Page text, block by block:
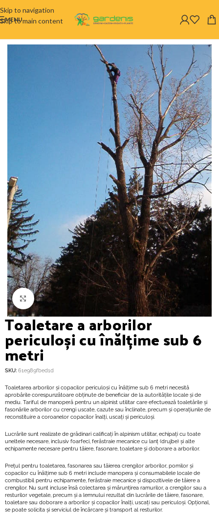
Skip to navigation
Skip to main content
MENU
Click to enlarge
Toaletare a arborilor
periculoși cu înălțime sub 6
metri
SKU: 61e989fbed1d
Toaletarea arborilor și copacilor periculoși cu înălțime sub 6 metri necesită
aprobările corespunzătoare obținute de beneficiar de la autoritățile locale și de
mediu. Tariful de manoperă pentru un alpinist utilitar care efectuează toaletările și
fasonările arborilor cu crengi uscate, cazute sau înclinate, precum și operațiunile de
reconstituire a coroanelor copacilor înalți, uscați și periculoși.
Lucrările sunt realizate de grădinari calificați în alpinism utilitar, echipați cu toate
uneltele necesare, inclusiv foarfeci, ferăstraie mecanice cu lanț (drujbe) și alte
echipamente necesare pentru tăiere, fasonare, toaletare și doborare a arborilor.
Prețul pentru toaletarea, fasonarea sau tăierea crengilor arborilor, pomilor și
copacilor cu înălțime sub 6 metri include manopera și consumabilele locale de
combustibil pentru echipamente, ferăstraie mecanice și dispozitivele de tăiere a
crengilor. Nu sunt incluse însă colectarea și mărunțirea ramurilor, a crengilor sau a
resturilor vegetale, precum și a lemnului rezultat din lucrările de tăiere, fasonare,
toaletare sau doborare a arborilor și copacilor înalți, uscați sau periculoși. Opțional,
se poate solicita și serviciul de încărcare și transport al resturilor.